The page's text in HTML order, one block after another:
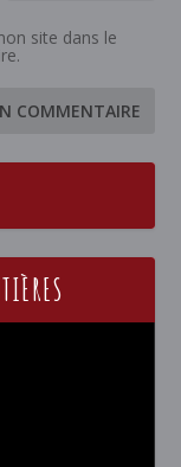
site dans le